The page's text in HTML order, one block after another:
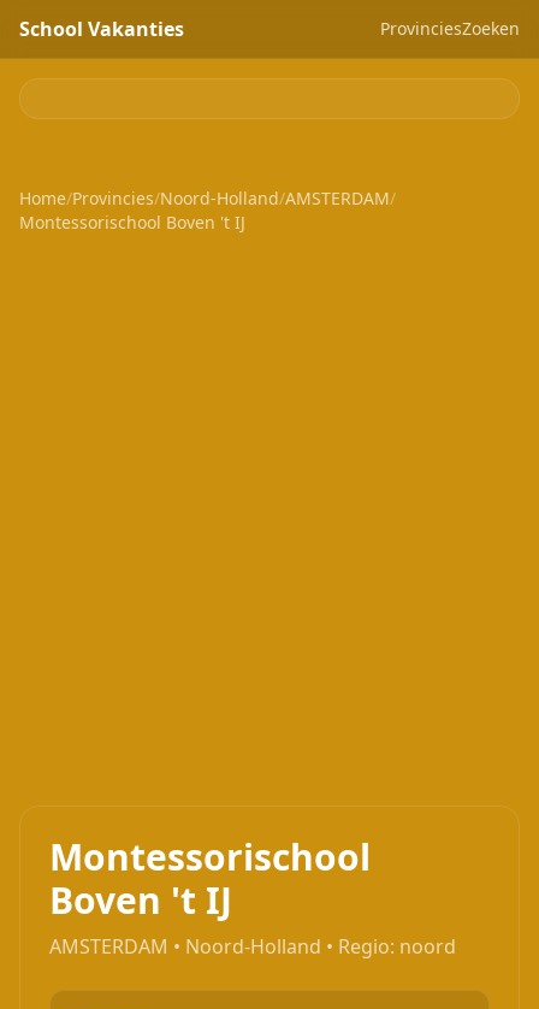
School Vakanties ProvinciesZoeken
Home/Provincies/Noord-Holland/AMSTERDAM/
Montessorischool Boven 't IJ
Montessorischool
Boven 't IJ
AMSTERDAM • Noord-Holland • Regio: noord